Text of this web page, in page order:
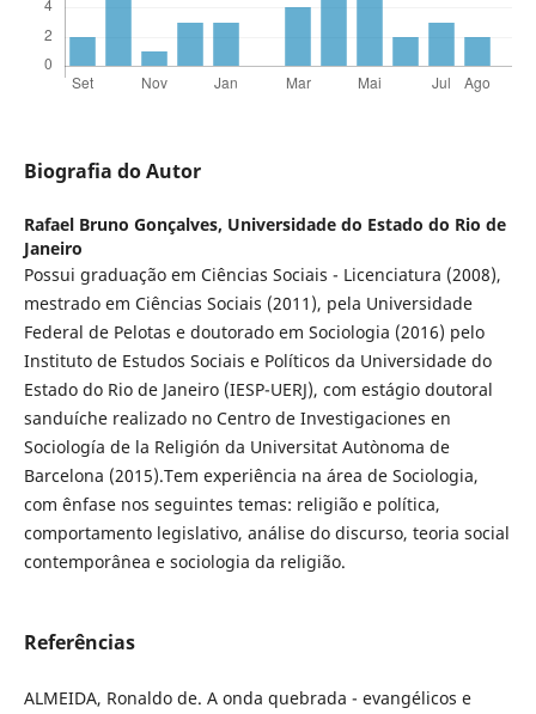
Biografia do Autor
Rafael Bruno Gonçalves, Universidade do Estado do Rio de
Janeiro
Possui graduação em Ciências Sociais - Licenciatura (2008),
mestrado em Ciências Sociais (2011), pela Universidade
Federal de Pelotas e doutorado em Sociologia (2016) pelo
Instituto de Estudos Sociais e Políticos da Universidade do
Estado do Rio de Janeiro (IESP-UERJ), com estágio doutoral
sanduíche realizado no Centro de Investigaciones en
Sociología de la Religión da Universitat Autònoma de
Barcelona (2015).Tem experiência na área de Sociologia,
com ênfase nos seguintes temas: religião e política,
comportamento legislativo, análise do discurso, teoria social
contemporânea e sociologia da religião.
Referências
ALMEIDA, Ronaldo de. A onda quebrada - evangélicos e